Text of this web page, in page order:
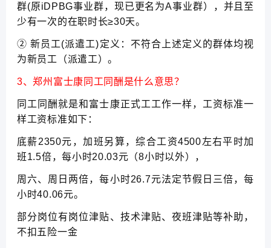
群(原iDPBG事业群，现已更名为A事业群），并且至
少有一次的在职时长≥30天。
② 新员工(派遣工)定义：不符合上述定义的群体均视
为新员工（派遣工）。
3、郑州富士康同工同酬是什么意思？
同工同酬就是和富士康正式工工作一样，工资标准一
样工资标准如下：
底薪2350元，加班另算，综合工资4500左右平时加
班1.5倍，每小时20.03元（8小时以外），
周六、周日两倍，每小时26.7元法定节假日三倍，每
小时40.06元。
部分岗位有岗位津贴、技术津贴、夜班津贴等补助，
不扣五险一金